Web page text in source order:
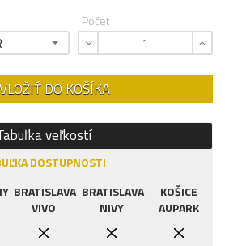
Počet
VLOŽIŤ DO KOŠÍKA
veľkostí
DOSTUPNOSTI
BRATISLAVA
VIVO
BRATISLAVA
NIVY
KOŠICE
AUPARK